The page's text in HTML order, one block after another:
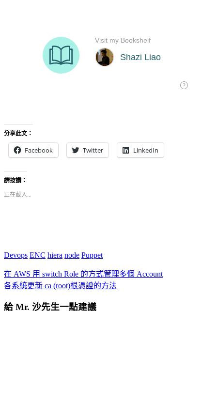
分享此文：
Facebook Twitter LinkedIn
請按讚：
正在載入...
Devops ENC hiera node Puppet
在 AWS 用 switch Role 的方式管理多個 Account
各系統更新 ca (root)根憑證的方法
給 Mr. 沙先生一點建議